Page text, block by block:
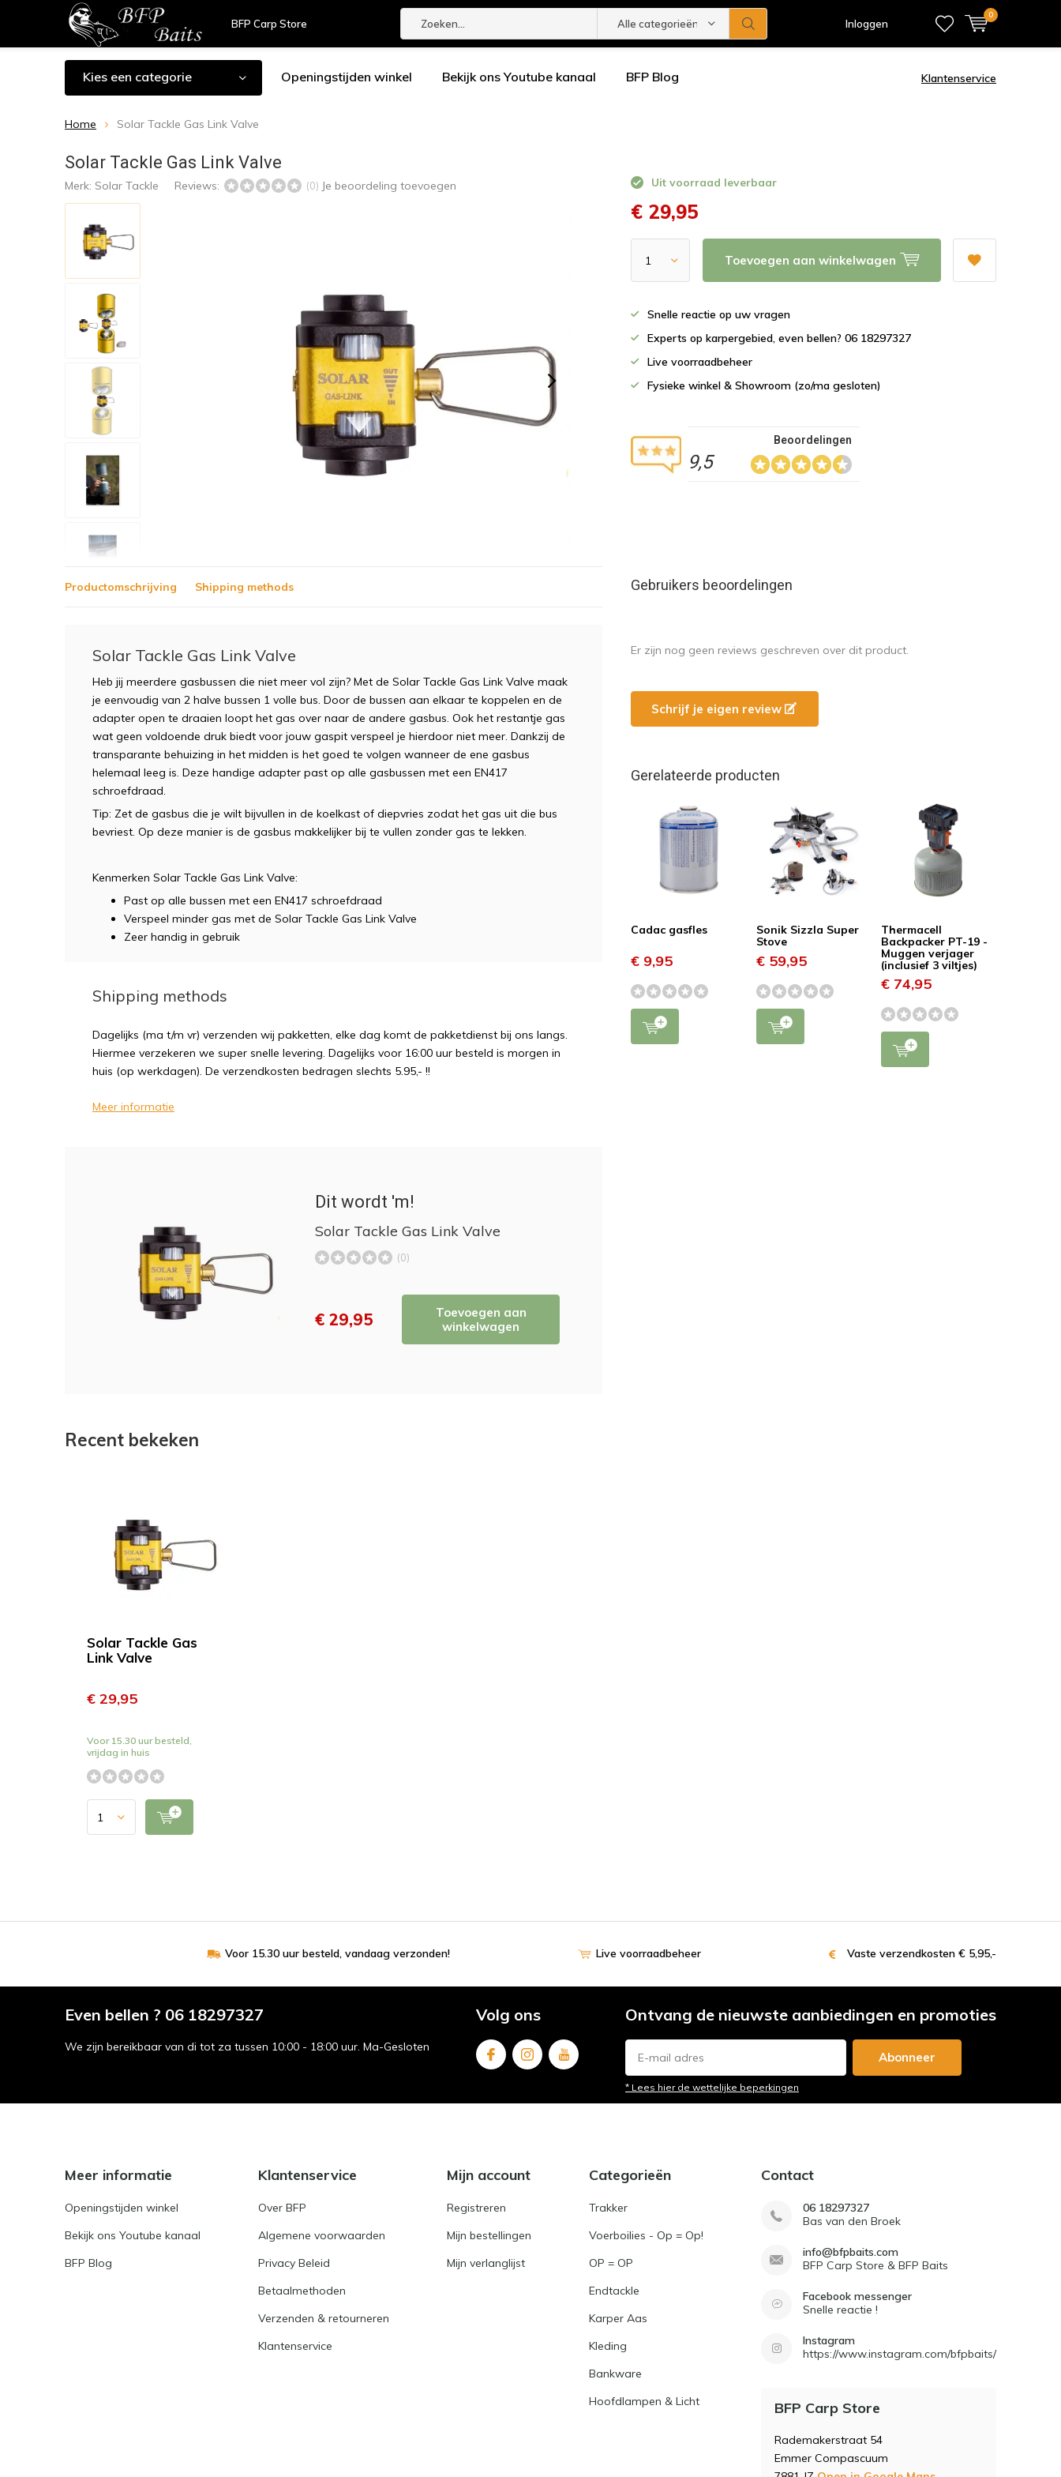
BFP Carp Store Alle categorieën Inloggen
0
Kies een categorie Openingstijden winkel Bekijk ons Youtube kanaal BFP Blog Klantenservice
Home Solar Tackle Gas Link Valve
Solar Tackle Gas Link Valve
Merk: Solar Tackle Reviews: (0) Je beoordeling toevoegen Uit voorraad leverbaar
€ 29,95
Toevoegen aan winkelwagen
Snelle reactie op uw vragen
Experts op karpergebied, even bellen? 06 18297327
Live voorraadbeheer
Fysieke winkel & Showroom (zo/ma gesloten)
9,5
Beoordelingen
Productomschrijving Shipping methods
Solar Tackle Gas Link Valve
Heb jij meerdere gasbussen die niet meer vol zijn? Met de Solar Tackle Gas Link Valve maak
je eenvoudig van 2 halve bussen 1 volle bus. Door de bussen aan elkaar te koppelen en de
adapter open te draaien loopt het gas over naar de andere gasbus. Ook het restantje gas
wat geen voldoende druk biedt voor jouw gaspit verspeel je hierdoor niet meer. Dankzij de
transparante behuizing in het midden is het goed te volgen wanneer de ene gasbus
helemaal leeg is. Deze handige adapter past op alle gasbussen met een EN417
schroefdraad.
Tip: Zet de gasbus die je wilt bijvullen in de koelkast of diepvries zodat het gas uit die bus
bevriest. Op deze manier is de gasbus makkelijker bij te vullen zonder gas te lekken.
Kenmerken Solar Tackle Gas Link Valve:
Past op alle bussen met een EN417 schroefdraad
Verspeel minder gas met de Solar Tackle Gas Link Valve
Zeer handig in gebruik
Shipping methods
Dagelijks (ma t/m vr) verzenden wij pakketten, elke dag komt de pakketdienst bij ons langs.
Hiermee verzekeren we super snelle levering. Dagelijks voor 16:00 uur besteld is morgen in
huis (op werkdagen). De verzendkosten bedragen slechts 5.95,- !!
Meer informatie
Dit wordt 'm!
Solar Tackle Gas Link Valve
(0)
€ 29,95
Toevoegen aan
winkelwagen
Gebruikers beoordelingen
Er zijn nog geen reviews geschreven over dit product.
Schrijf je eigen review
Gerelateerde producten
Cadac gasfles
€ 9,95
Sonik Sizzla Super
Stove
€ 59,95
Thermacell
Backpacker PT-19 -
Muggen verjager
(inclusief 3 viltjes)
€ 74,95
Recent bekeken
Solar Tackle Gas
Link Valve
€ 29,95
Voor 15.30 uur besteld,
vrijdag in huis
Voor 15.30 uur besteld, vandaag verzonden! Live voorraadbeheer Vaste verzendkosten € 5,95,-
Even bellen ? 06 18297327
We zijn bereikbaar van di tot za tussen 10:00 - 18:00 uur. Ma-Gesloten
Volg ons Ontvang de nieuwste aanbiedingen en promoties
Abonneer
* Lees hier de wettelijke beperkingen
Meer informatie
Openingstijden winkel
Bekijk ons Youtube kanaal
BFP Blog
Klantenservice
Over BFP
Algemene voorwaarden
Privacy Beleid
Betaalmethoden
Verzenden & retourneren
Klantenservice
Mijn account
Registreren
Mijn bestellingen
Mijn verlanglijst
Categorieën
Trakker
Voerboilies - Op = Op!
OP = OP
Endtackle
Karper Aas
Kleding
Bankware
Hoofdlampen & Licht
Contact
06 18297327
Bas van den Broek
info@bfpbaits.com
BFP Carp Store & BFP Baits
Facebook messenger
Snelle reactie !
Instagram
https://www.instagram.com/bfpbaits/
BFP Carp Store
Rademakerstraat 54
Emmer Compascuum